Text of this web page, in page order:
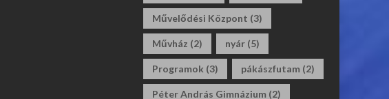
Művelődési Központ (3)
Művház (2) nyár (5)
Programok (3) pákászfutam (2)
Péter András Gimnázium (2)